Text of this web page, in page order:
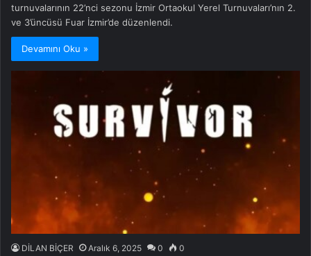
turnuvalarının 22’nci sezonu İzmir Ortaokul Yerel Turnuvaları’nın 2.
ve 3’üncüsü Fuar İzmir’de düzenlendi.
Devamını Oku »
DİLAN BİÇER Aralık 6, 2025 0 0